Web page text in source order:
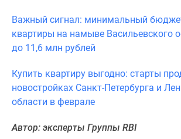
Санкт-
Петербурге
поселки
Ленинградской
Готовые
Важный сигнал: минимальный
квартиры на намыве Васильевского
до 11,6 млн рублей
Купить квартиру выгодно: старты
новостройках Санкт-Петербурга и
области в феврале
Автор: эксперты Группы RBI